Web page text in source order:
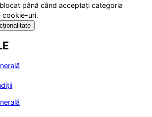
până când acceptați categoria
cookie-uri.